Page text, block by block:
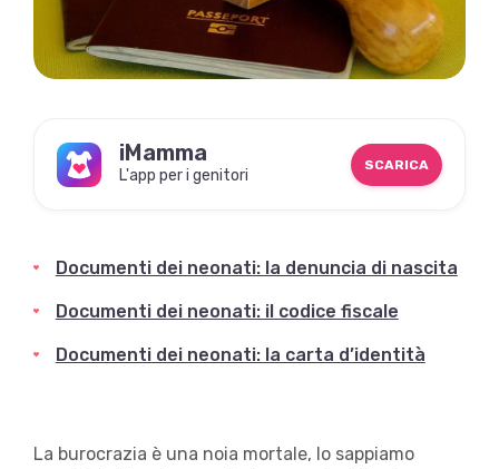
iMamma
L'app per i genitori
SCARICA
Documenti dei neonati: la denuncia di nascita
Documenti dei neonati: il codice fiscale
Documenti dei neonati: la carta d’identità
La burocrazia è una noia mortale, lo sappiamo